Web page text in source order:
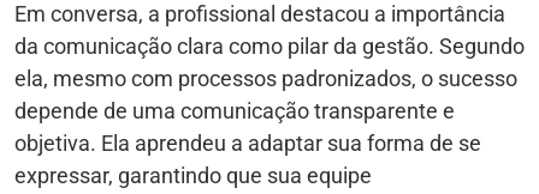
Em conversa, a profissional destacou a importância
da comunicação clara como pilar da gestão. Segundo
ela, mesmo com processos padronizados, o sucesso
depende de uma comunicação transparente e
objetiva. Ela aprendeu a adaptar sua forma de se
expressar, garantindo que sua equipe